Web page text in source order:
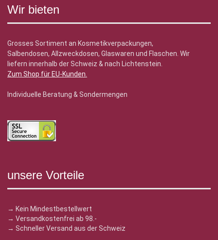
Wir bieten
Grosses Sortiment an Kosmetikverpackungen,
Salbendosen, Allzweckdosen, Glaswaren und Flaschen. Wir
liefern innerhalb der Schweiz & nach Lichtenstein.
Zum Shop für EU-Kunden.
Individuelle Beratung & Sondermengen
unsere Vorteile
→ Kein Mindestbestellwert
→ Versandkostenfrei ab 98.-
→ Schneller Versand aus der Schweiz